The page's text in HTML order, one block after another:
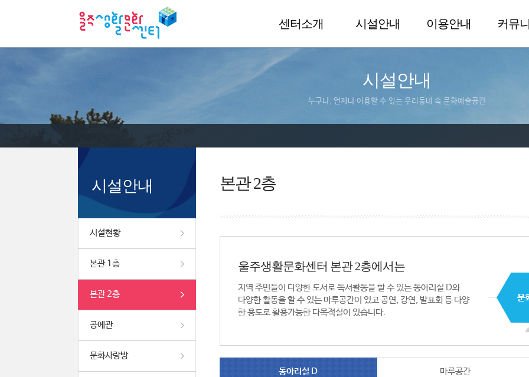
센터소개 시설안내 이용안내 커뮤
시설안내
누구나, 언제나 이용할 수 있는 우리동네 속 문화예술공간
시설안내
시설현황
본관 1층
본관 2층
공예관
문화사랑방
본관 2층
울주생활문화센터 본관 2층에서는
지역 주민들이 다양한 도서로 독서활동을 할 수 있는 동아리실 D와
다양한 활동을 할 수 있는 마루공간이 있고 공연, 강연, 발표회 등 다양
한 용도로 활용가능한 다목적실이 있습니다.
동아리실 D 마루공간